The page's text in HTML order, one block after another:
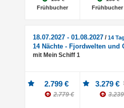
Frühbucher
Frühbucher
18.07.2027 - 01.08.2027 /14
14 Nächte - Fjordwelten und
mit Mein Schiff 1
2.799 €
2.779 €
3.279 €